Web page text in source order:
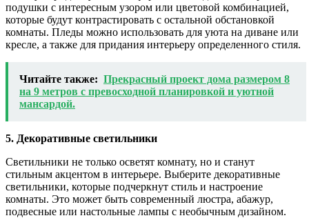
подушки с интересным узором или цветовой комбинацией,
которые будут контрастировать с остальной обстановкой
комнаты. Пледы можно использовать для уюта на диване или
кресле, а также для придания интерьеру определенного стиля.
Читайте также: Прекрасный проект дома размером 8
на 9 метров с превосходной планировкой и уютной
мансардой.
5. Декоративные светильники
Светильники не только осветят комнату, но и станут
стильным акцентом в интерьере. Выберите декоративные
светильники, которые подчеркнут стиль и настроение
комнаты. Это может быть современный люстра, абажур,
подвесные или настольные лампы с необычным дизайном.